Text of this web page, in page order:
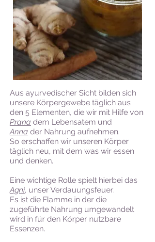
Aus ayurvedischer Sicht bilden sich
unsere Körpergewebe täglich aus
den 5 Elementen, die wir mit Hilfe von
Prana dem Lebensatem und
Anna der Nahrung aufnehmen.
So erschaffen wir unseren Körper
täglich neu, mit dem was wir essen
und denken.
Eine wichtige Rolle spielt hierbei das
Agni, unser Verdauungsfeuer.
Es ist die Flamme in der die
zugeführte Nahrung umgewandelt
wird in für den Körper nutzbare
Essenzen.